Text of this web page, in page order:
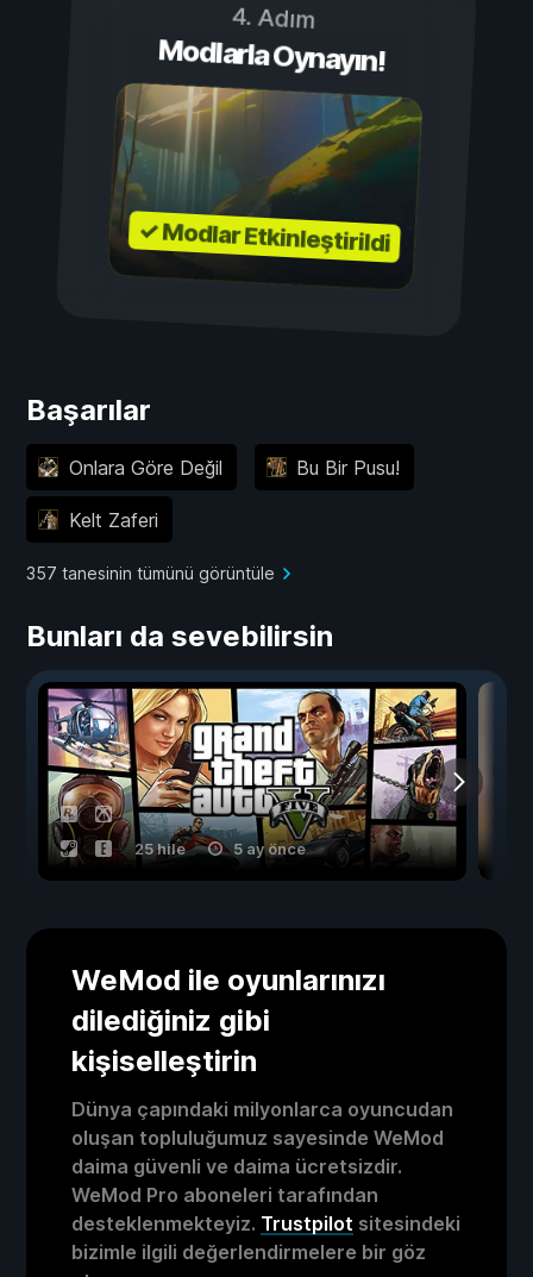
4. Adım
Modlarla Oynayın!
✓ Modlar Etkinleştirildi
Başarılar
Onlara Göre Değil Bu Bir Pusu!
Kelt Zaferi
357 tanesinin tümünü görüntüle
Bunları da sevebilirsin
25 hile 5 ay önce
WeMod ile oyunlarınızı
dilediğiniz gibi
kişiselleştirin
Dünya çapındaki milyonlarca oyuncudan
oluşan topluluğumuz sayesinde WeMod
daima güvenli ve daima ücretsizdir.
WeMod Pro aboneleri tarafından
desteklenmekteyiz. Trustpilot sitesindeki
bizimle ilgili değerlendirmelere bir göz